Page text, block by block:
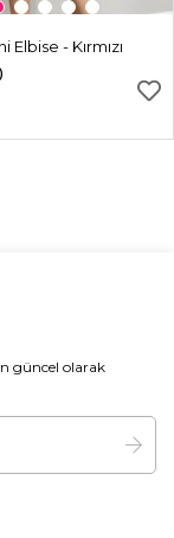
- Kırmızı
güncel olarak